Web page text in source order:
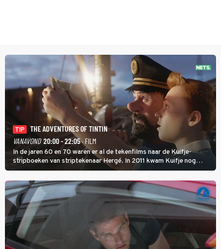
TIP
THE ADVENTURES OF TINTIN
VANAVOND 20:00 - 22:05· FILM
In de jaren 60 en 70 waren er al de tekenfilms naar de Kuifje-
stripboeken van striptekenaar Hergé. In 2011 kwam Kuifje nog
meer tot leven in The Adventures of Tintin van Steven Spielberg.